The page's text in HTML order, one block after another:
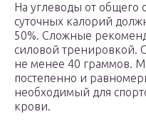
На углеводы от общего
суточных калорий
50%. Сложные
силовой тренировкой.
не менее 40 граммов.
постепенно и
необходимый для
крови.